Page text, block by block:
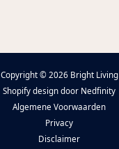
Copyright © 2026 Bright Living
Shopify design door Nedfinity
Algemene Voorwaarden
Privacy
Disclaimer